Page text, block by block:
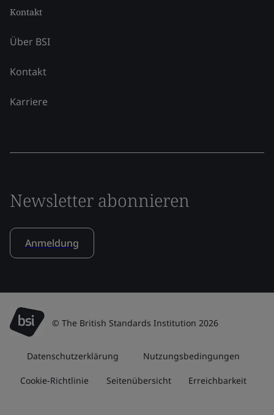
Kontakt
Über BSI
Kontakt
Karriere
Newsletter abonnieren
Anmeldung
© The British Standards Institution 2026
Datenschutzerklärung Nutzungsbedingungen
Cookie-Richtlinie Seitenübersicht Erreichbarkeit